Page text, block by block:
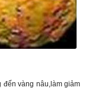
vàng nâu,làm giảm